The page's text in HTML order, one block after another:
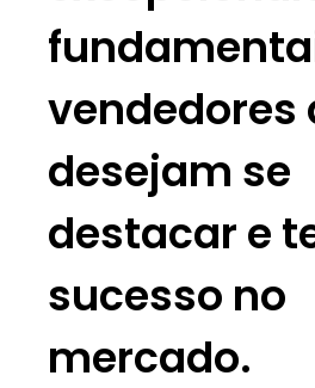
vendedores
desejam se
destacar e
sucesso no
mercado.